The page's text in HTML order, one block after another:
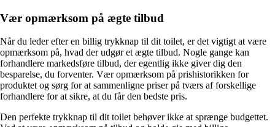
Vær opmærksom på ægte tilbud
Når du leder efter en billig trykknap til dit toilet, er det vigtigt at være
opmærksom på, hvad der udgør et ægte tilbud. Nogle gange kan
forhandlere markedsføre tilbud, der egentlig ikke giver dig den
besparelse, du forventer. Vær opmærksom på prishistorikken for
produktet og sørg for at sammenligne priser på tværs af forskellige
forhandlere for at sikre, at du får den bedste pris.
Den perfekte trykknap til dit toilet behøver ikke at sprænge budgettet.